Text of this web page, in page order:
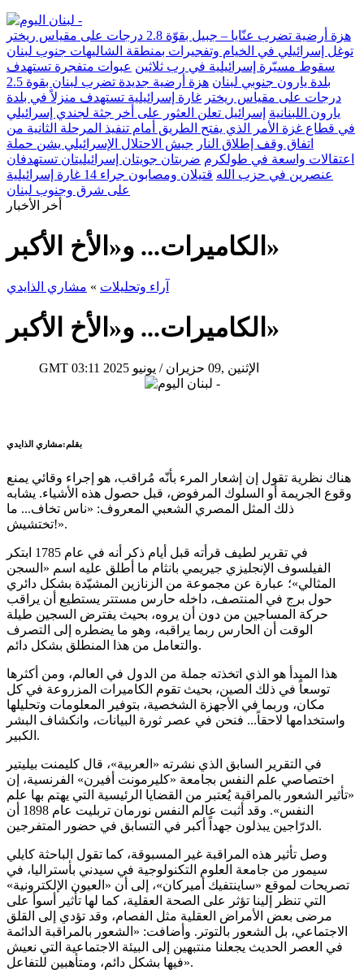
هزة أرضية تضرب عنّايا – جبيل بقوّة 2.8 درجات على مقياس ريختر
توغل إسرائيلي في الخيام وتفجيرات بمنطقة الشاليهات جنوب لبنان
سقوط مسيّرة إسرائيلية في رب ثلاثين عبوات متفجرة تستهدف
بلدة يارون جنوبي لبنان
هزة أرضية جديدة تضرب لبنان بقوة 2.5
درجات على مقياس ريختر غارة إسرائيلية تستهدف منزلاً في بلدة
يارون اللبنانية إسرائيل تعلن العثور على أخر جثة لجندي إسرائيلي
في قطاع غزة الأمر الذي يفتح الطريق أمام تنفيذ المرحلة الثانية من
اتفاق وقف إطلاق النار جيش الاحتلال الإسرائيلي يشن حملة
اعتقالات واسعة في طولكرم ضربتان جويتان إسرائيليتان تستهدفان
عنصرين في حزب الله
قتيلان ومصابون جراء 14 غارة إسرائيلية
على شرق وجنوب لبنان
أخر الأخبار
الكاميرات... و«الأخ الأكبر»
آراء وتحليلات » مشاري الذايدي
الكاميرات... و«الأخ الأكبر»
GMT 03:11 2025 الإثنين ,09 حزيران / يونيو
بقلم:مشاري الذايدي
هناك نظرية تقول إن إشعار المرء بأنّه مُراقب، هو إجراء وقائي يمنع
وقوع الجريمة أو السلوك المرفوض، قبل حصول هذه الأشياء. يشابه
ذلك المثل المصري الشعبي المعروف: «ناس تخاف... ما
تختشيش!».
في تقرير لطيف قرأته قبل أيام ذكر أنه في عام 1785 ابتكر
الفيلسوف الإنجليزي جيريمي بانثام ما أطلق عليه اسم «السجن
المثالي»؛ عبارة عن مجموعة من الزنازين المشيّدة بشكل دائري
حول برج في المنتصف، داخله حارس مستتر يستطيع أن يراقب
حركة المساجين من دون أن يروه، بحيث يفترض السجين طيلة
الوقت أن الحارس ربما يراقبه، وهو ما يضطره إلى التصرف
والتعامل من هذا المنطلق بشكل دائم.
هذا المبدأ هو الذي اتخذته جملة من الدول في العالم، ومن أكثرها
توسعاً في ذلك الصين، بحيث تقوم الكاميرات المزروعة في كل
مكان، وربما في الأجهزة الشخصية، بتوفير المعلومات وتحليلها
واستخدامها لاحقاً... فنحن في عصر ثورة البيانات، وانكشاف البشر
الكبير.
في التقرير السابق الذي نشرته «العربية»، قال كليمنت بيليتير
اختصاصي علم النفس بجامعة «كليرمونت أفيرن» الفرنسية، إن
«تأثير الشعور بالمراقبة يُعتبر من القضايا الرئيسية التي يهتم بها علم
النفس». وقد أثبت عالم النفس نورمان تربليت عام 1898 أن
الدرّاجين يبذلون جهداً أكبر في التسابق في حضور المتفرجين.
وصل تأثير هذه المراقبة غير المسبوقة، كما تقول الباحثة كايلي
سيمور من جامعة العلوم التكنولوجية في سيدني بأستراليا، في
تصريحات لموقع «ساينتفيك أميركان»، إلى أن «العيون الإلكترونية»
التي تنظر إلينا تؤثر على الصحة العقلية، كما لها تأثير أسوأ على
مرضى بعض الأمراض العقلية مثل الفصام، وقد تؤدي إلى القلق
الاجتماعي، بل الشعور بالتوتر. وأضافت: «الشعور بالمراقبة الدائمة
في العصر الحديث يجعلنا منتبهين إلى البيئة الاجتماعية التي نعيش
فيها بشكل دائم، ومتأهبين للتفاعل».